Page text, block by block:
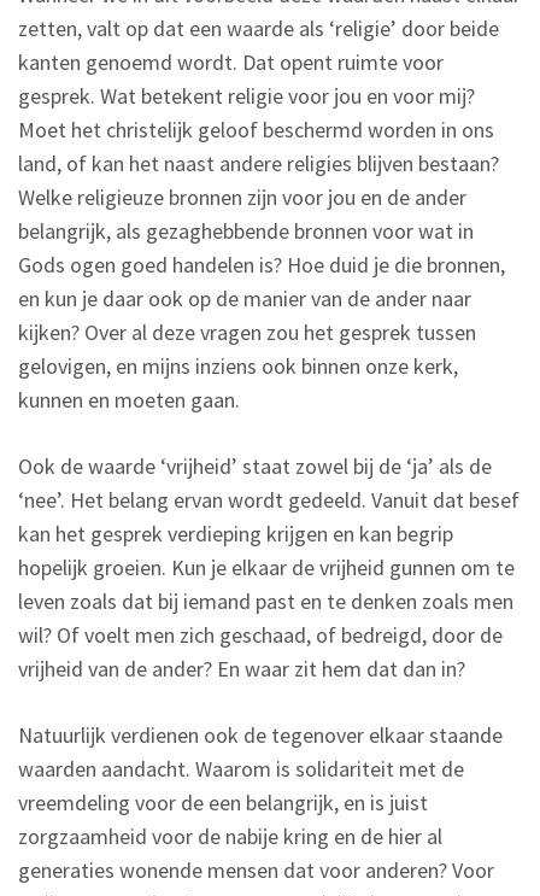
zetten, valt op dat een waarde als ‘religie’ door beide
kanten genoemd wordt. Dat opent ruimte voor
gesprek. Wat betekent religie voor jou en voor mij?
Moet het christelijk geloof beschermd worden in ons
land, of kan het naast andere religies blijven bestaan?
Welke religieuze bronnen zijn voor jou en de ander
belangrijk, als gezaghebbende bronnen voor wat in
Gods ogen goed handelen is? Hoe duid je die bronnen,
en kun je daar ook op de manier van de ander naar
kijken? Over al deze vragen zou het gesprek tussen
gelovigen, en mijns inziens ook binnen onze kerk,
kunnen en moeten gaan.
Ook de waarde ‘vrijheid’ staat zowel bij de ‘ja’ als de
‘nee’. Het belang ervan wordt gedeeld. Vanuit dat besef
kan het gesprek verdieping krijgen en kan begrip
hopelijk groeien. Kun je elkaar de vrijheid gunnen om te
leven zoals dat bij iemand past en te denken zoals men
wil? Of voelt men zich geschaad, of bedreigd, door de
vrijheid van de ander? En waar zit hem dat dan in?
Natuurlijk verdienen ook de tegenover elkaar staande
waarden aandacht. Waarom is solidariteit met de
vreemdeling voor de een belangrijk, en is juist
zorgzaamheid voor de nabije kring en de hier al
generaties wonende mensen dat voor anderen? Voor